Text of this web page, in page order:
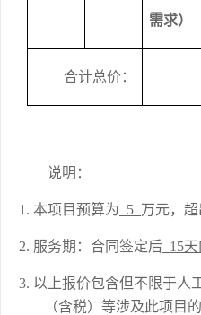
需求）
合计总价：
说明：
1. 本项目预算为 5 万元，超
2. 服务期：合同签定后 15天
3. 以上报价包含但不限于人
（含税）等涉及此项目